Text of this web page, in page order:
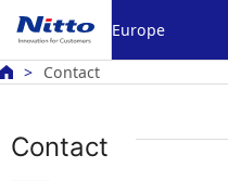
Europe
Contact
Contact